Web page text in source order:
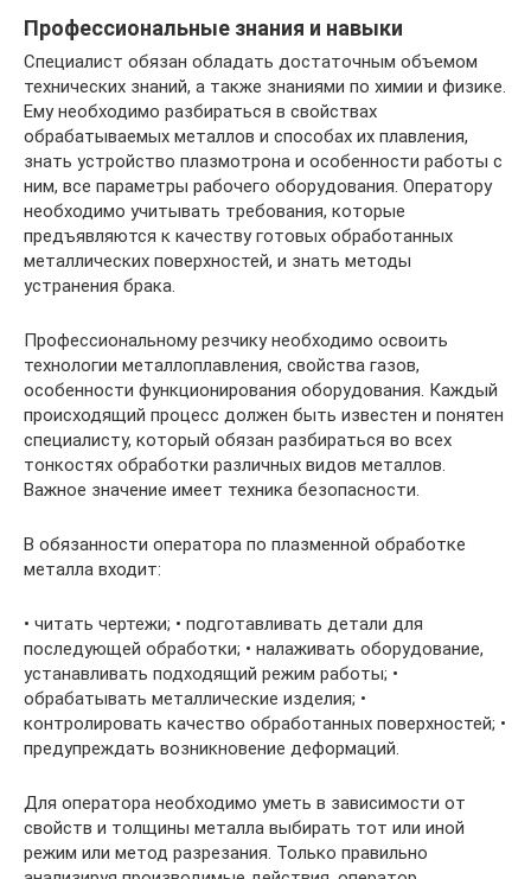
Профессиональные знания и навыки
Специалист обязан обладать достаточным объемом
технических знаний, а также знаниями по химии и физике.
Ему необходимо разбираться в свойствах
обрабатываемых металлов и способах их плавления,
знать устройство плазмотрона и особенности работы с
ним, все параметры рабочего оборудования. Оператору
необходимо учитывать требования, которые
предъявляются к качеству готовых обработанных
металлических поверхностей, и знать методы
устранения брака.
Профессиональному резчику необходимо освоить
технологии металлоплавления, свойства газов,
особенности функционирования оборудования. Каждый
происходящий процесс должен быть известен и понятен
специалисту, который обязан разбираться во всех
тонкостях обработки различных видов металлов.
Важное значение имеет техника безопасности.
В обязанности оператора по плазменной обработке
металла входит:
• читать чертежи; • подготавливать детали для
последующей обработки; • налаживать оборудование,
устанавливать подходящий режим работы; •
обрабатывать металлические изделия; •
контролировать качество обработанных поверхностей; •
предупреждать возникновение деформаций.
Для оператора необходимо уметь в зависимости от
свойств и толщины металла выбирать тот или иной
режим или метод разрезания. Только правильно